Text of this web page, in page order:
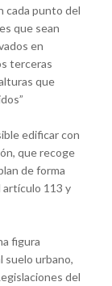
cada punto del
que sean
en
terceras
que
edificar con
que recoge
de forma
artículo 113 y
figura
suelo urbano,
del